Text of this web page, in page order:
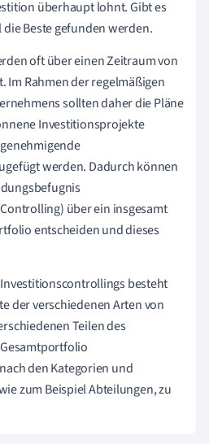
überhaupt lohnt. Gibt es
Beste gefunden werden.
oft über einen Zeitraum von
Im Rahmen der regelmäßigen
sollten daher die Pläne
Investitionsprojekte
werden. Dadurch können
über ein insgesamt
entscheiden und dieses
besteht
der verschiedenen Arten von
Teilen des
den Kategorien und
zum Beispiel Abteilungen, zu